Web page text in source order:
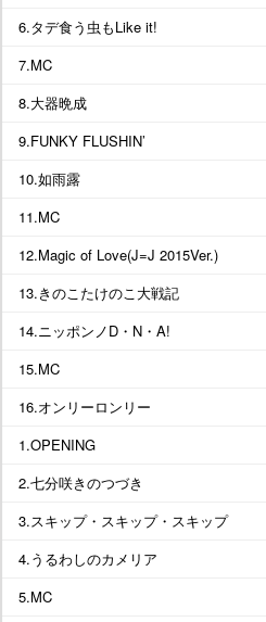
6.タデ食う虫もLike it!
7.MC
8.大器晩成
9.FUNKY FLUSHIN’
10.如雨露
11.MC
12.Magic of Love(J=J 2015Ver.)
13.きのこたけのこ大戦記
14.ニッポンノD・N・A!
15.MC
16.オンリーロンリー
1.OPENING
2.七分咲きのつづき
3.スキップ・スキップ・スキップ
4.うるわしのカメリア
5.MC